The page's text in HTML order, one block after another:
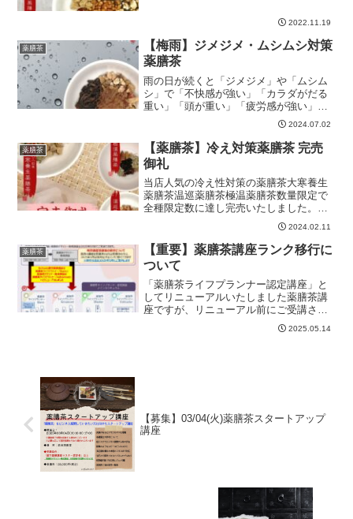
で、働きが鈍くなれば冷え性の症状が現
す。そんな腎を補いカラダを...
2022.11.19
薬膳茶
【梅雨】ジメジメ・ムシムシ対策
薬膳茶
雨の日が続くと「ジメジメ」や「ムシム
シ」で「不快感が強い」「カラダがだる
重い」「頭が重い」「疲労感が強い」
「胃腸の調子が悪い」「むくみや肌荒れ
が･･･」などの様々な体調不良に悩まされ
る人も多いようです。そんな梅雨時期の
水分代謝が上手くいかず...
2024.07.02
薬膳茶
【薬膳茶】冷え対策薬膳茶 完売
御礼
当店人気の冷え性対策の薬膳茶大寒養生
薬膳茶温巡薬膳茶極温薬膳茶数量限定で
全種限定数に達し完売いたしました。多
くのご購入まことにありがとうございま
した。これから少しずつ気温も上がり、
花粉症の影響も出てくる季節となります
ので、花粉症と春を意識し...
2024.02.11
薬膳茶
【重要】薬膳茶講座ランク移行に
ついて
「薬膳茶ライフプランナー認定講座」と
してリニューアルいたしました薬膳茶講
座ですが、リニューアル前にご受講され
た方を対象に、リニューアル後の「薬膳
茶ライフプランナー」の対応ランクへの
2025.05.14
【募集】03/04(火)薬膳茶スタートアップ
講座